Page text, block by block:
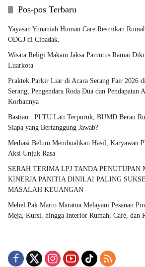
Pos-pos Terbaru
Yayasan Yunaniah Human Care Resmikan
ODGJ di Cibadak.
Wisata Religi Makam Jaksa Pamutus Ramai
Luarkota
Praktek Parkir Liar di Acara Serang Fair 2026
Serang, Pengendara Roda Dua dan Pendapatan
Korbannya
Bastian : PLTU Lati Terpuruk, BUMD Berau
Siapa yang Bertanggung Jawab?
Mediasi Belum Membuahkan Hasil, Karyawan
Aksi Unjuk Rasa
SERAH TERIMA LPJ TANDA
KINERJA PANITIA DINILAI PALING
MASALAH KEUANGAN
Mebel Pak Marto Maratua Melayani Pesanan
Meja, Kursi, hingga Interior Rumah, Café, dan